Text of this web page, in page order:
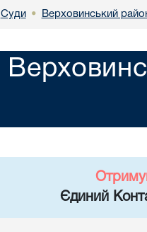
Суди • Верховинський
Єдиний